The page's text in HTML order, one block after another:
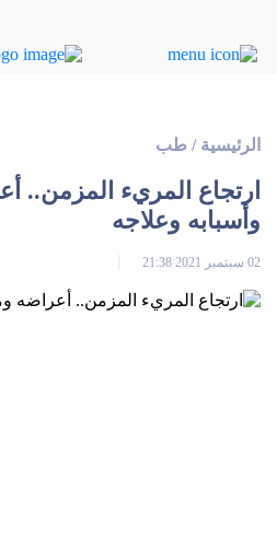
الرئيسية / طب
ارتجاع المريء المزمن..
وأسبابه وعلاجه
02 سبتمبر 2021 21:38